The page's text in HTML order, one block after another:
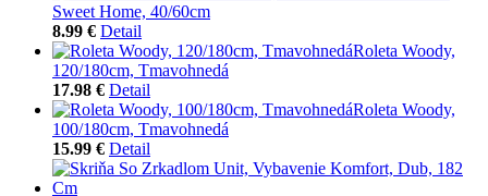
Sweet Home, 40/60cm
8.99 € Detail
Roleta Woody,
120/180cm, Tmavohnedá
17.98 € Detail
Roleta Woody,
100/180cm, Tmavohnedá
15.99 € Detail